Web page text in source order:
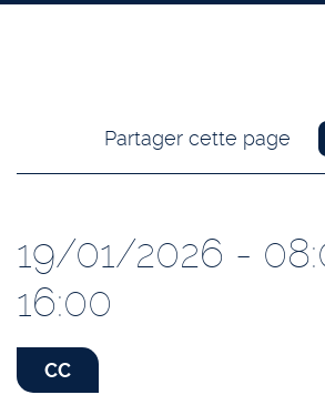
Partager cette page
19/01/2026 -
16:00
CC